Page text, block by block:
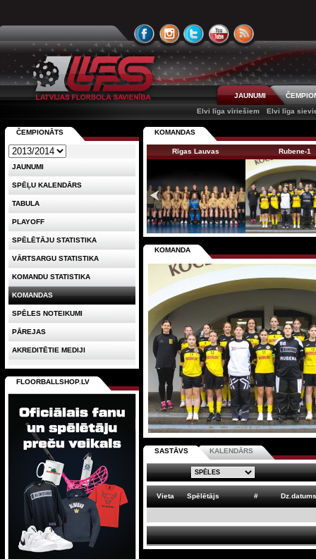
JAUNUMI
Elvi līga vīriešiem
Elvi līga
KOMANDAS
Rīgas Lauvas Rubene-1
KOMANDA
SASTĀVS KALENDĀRS
Vieta Spēlētājs # Dz.datums
ČEMPIONĀTS
JAUNUMI
SPĒĻU KALENDĀRS
TABULA
PLAYOFF
SPĒLĒTĀJU STATISTIKA
VĀRTSARGU STATISTIKA
KOMANDU STATISTIKA
KOMANDAS
SPĒLES NOTEIKUMI
PĀREJAS
AKREDITĒTIE MEDIJI
FLOORBALLSHOP.LV